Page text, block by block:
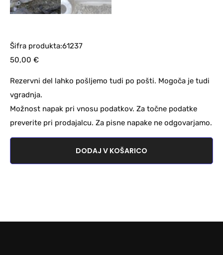
Šifra produkta:61237
50,00 €
Rezervni del lahko pošljemo tudi po pošti. Mogoča je tudi
vgradnja.
Možnost napak pri vnosu podatkov. Za točne podatke
preverite pri prodajalcu. Za pisne napake ne odgovarjamo.
DODAJ V KOŠARICO